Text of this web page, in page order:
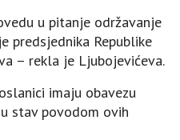
u pitanje održavanje
predsjednika Republike
– rekla je Ljubojevićeva.
imaju obavezu
stav povodom ovih